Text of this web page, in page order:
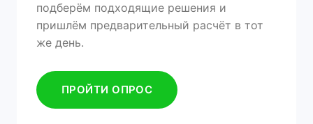
подберём подходящие решения и
пришлём предварительный расчёт в тот
же день.
ПРОЙТИ ОПРОС